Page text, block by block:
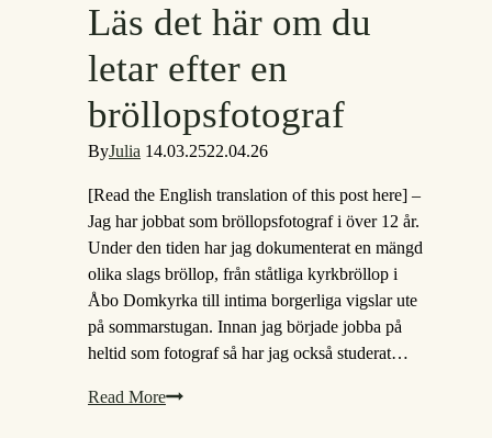
Läs det här om du
letar efter en
bröllopsfotograf
ByJulia 14.03.2522.04.26
[Read the English translation of this post here] –
Jag har jobbat som bröllopsfotograf i över 12 år.
Under den tiden har jag dokumenterat en mängd
olika slags bröllop, från ståtliga kyrkbröllop i
Åbo Domkyrka till intima borgerliga vigslar ute
på sommarstugan. Innan jag började jobba på
heltid som fotograf så har jag också studerat…
Read MoreLäs